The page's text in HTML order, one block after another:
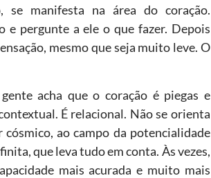
manifesta na área do coração.
e pergunte a ele o que fazer. Depois
mesmo que seja muito leve. O
acha que o coração é piegas e
É relacional. Não se orienta
ao campo da potencialidade
que leva tudo em conta. Às vezes,
mais acurada e muito mais